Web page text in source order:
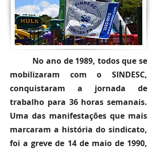
No ano de 1989, todos que se
mobilizaram com o SINDESC,
conquistaram a jornada de
trabalho para 36 horas semanais.
Uma das manifestações que mais
marcaram a história do sindicato,
foi a greve de 14 de maio de 1990,